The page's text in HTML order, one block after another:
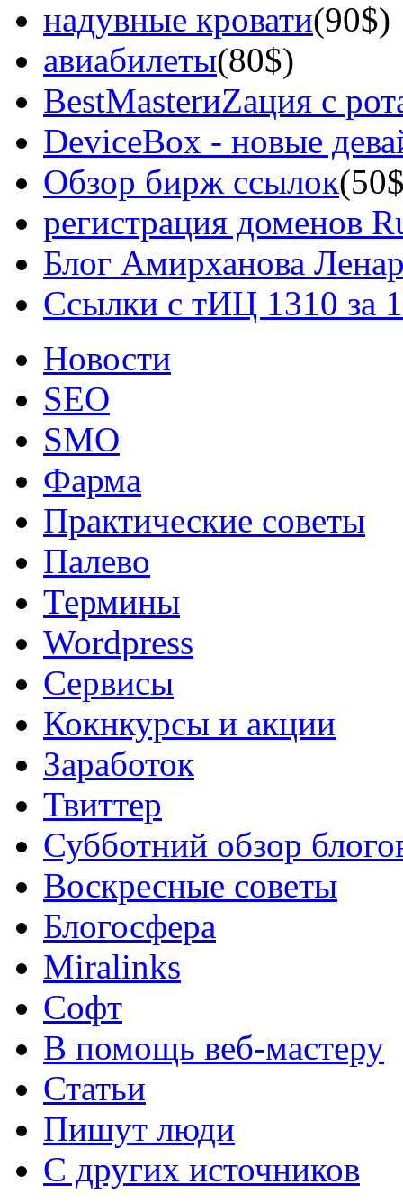
надувные кровати(90$)
авиабилеты(80$)
BestMasterиZация с
DeviceBox - новые
Обзор бирж ссылок
регистрация доменов
Блог Амирханова
Ссылки с тИЦ 1310 за
Новости
SEO
SMO
Фарма
Практические советы
Палево
Термины
Wordpress
Сервисы
Кокнкурсы и акции
Заработок
Твиттер
Субботний обзор
Воскресные советы
Блогосфера
Miralinks
Софт
В помощь веб-мастеру
Статьи
Пишут люди
С других источников